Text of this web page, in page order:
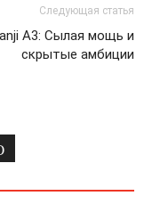
Следующая статья
A3: Сылая мощь и
скрытые амбиции